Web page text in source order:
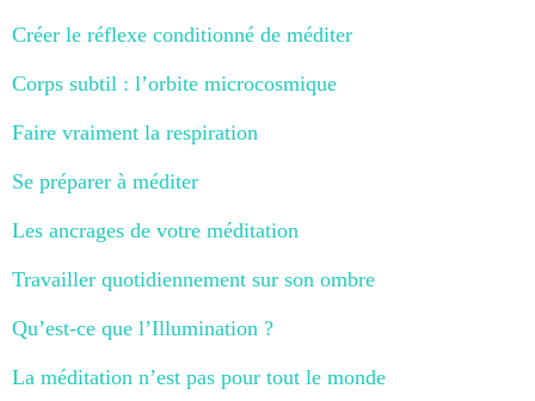
Créer le réflexe conditionné de méditer
Corps subtil : l’orbite microcosmique
Faire vraiment la respiration
Se préparer à méditer
Les ancrages de votre méditation
Travailler quotidiennement sur son ombre
Qu’est-ce que l’Illumination ?
La méditation n’est pas pour tout le monde